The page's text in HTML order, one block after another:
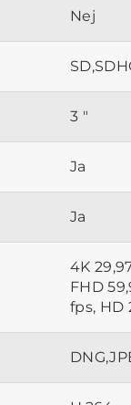
Nej
3 "
Ja
Ja
4K
FHD
fps, HD